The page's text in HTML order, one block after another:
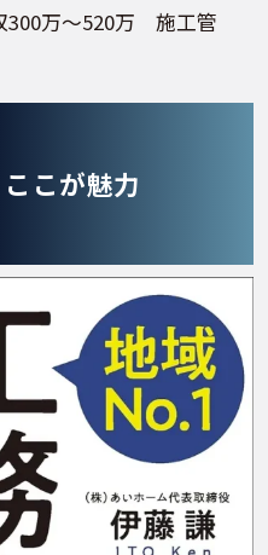
520万 施工管
こが魅力